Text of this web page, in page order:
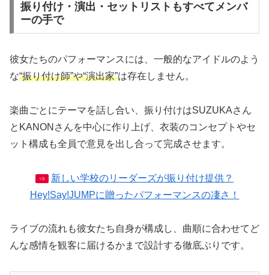
振り付け・演出・セットリストもすべてメンバ
ーの手で
彼女たちのパフォーマンスには、一般的なアイドルのよう
な“振り付け師”や“演出家”は存在しません。
楽曲ごとにテーマを話し合い、振り付けはSUZUKAさん
とKANONさんを中心に作り上げ、衣装のコンセプトやセ
ット構成も全員で意見を出し合って完成させます。
⇒
新しい学校のリーダーズが振り付け提供？
Hey!Say!JUMPに贈ったパフォーマンスの凄さ！
ライブの流れも彼女たち自身が構成し、曲順に合わせてど
んな感情を観客に届けるかまで設計する徹底ぶりです。